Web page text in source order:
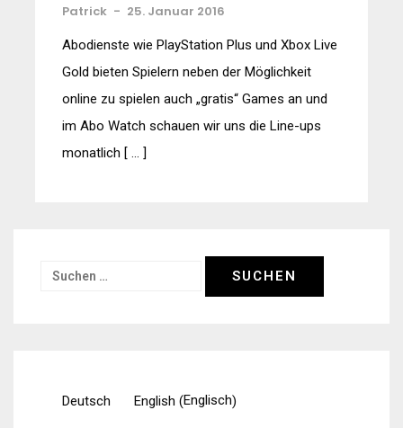
Patrick - 25. Januar 2016
Abodienste wie PlayStation Plus und Xbox Live
Gold bieten Spielern neben der Möglichkeit
online zu spielen auch „gratis“ Games an und
im Abo Watch schauen wir uns die Line-ups
monatlich [ … ]
Suchen
Deutsch English (Englisch)